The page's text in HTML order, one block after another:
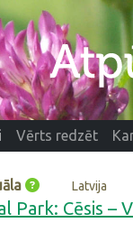
Vērts redzēt
Latvija
Park: Cēsis –